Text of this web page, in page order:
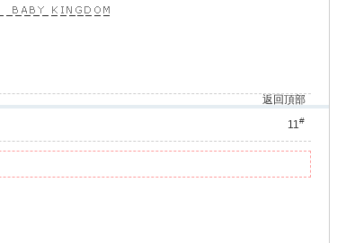
返回頂部
11#